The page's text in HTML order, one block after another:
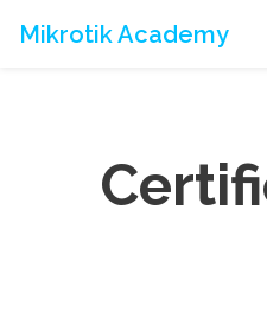
Mikrotik Academy